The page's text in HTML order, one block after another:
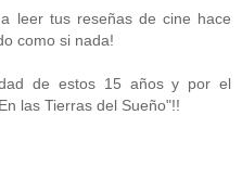
leer tus reseñas de cine hace
como si nada!
de estos 15 años y por el
las Tierras del Sueño"!!